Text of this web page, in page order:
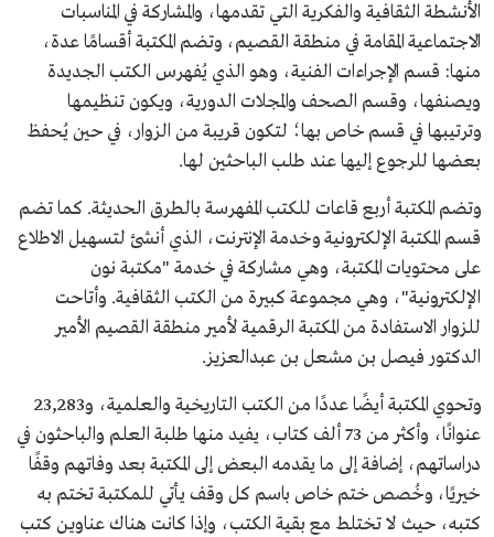
الأنشطة الثقافية والفكرية التي تقدمها، والمشاركة في المناسبات
الاجتماعية المقامة في منطقة القصيم، وتضم المكتبة أقسامًا عدة،
منها: قسم الإجراءات الفنية، وهو الذي يُفهرس الكتب الجديدة
ويصنفها، وقسم الصحف والمجلات الدورية، ويكون تنظيمها
وترتيبها في قسم خاص بها؛ لتكون قريبة من الزوار، في حين يُحفظ
بعضها للرجوع إليها عند طلب الباحثين لها.
وتضم المكتبة أربع قاعات للكتب المفهرسة بالطرق الحديثة. كما تضم
قسم المكتبة الإلكترونية وخدمة الإنترنت، الذي أنشئ لتسهيل الاطلاع
على محتويات المكتبة، وهي مشاركة في خدمة "مكتبة نون
الإلكترونية"، وهي مجموعة كبيرة من الكتب الثقافية. وأتاحت
للزوار الاستفادة من المكتبة الرقمية لأمير منطقة القصيم الأمير
الدكتور فيصل بن مشعل بن عبدالعزيز.
وتحوي المكتبة أيضًا عددًا من الكتب التاريخية والعلمية، و23,283
عنوانًا، وأكثر من 73 ألف كتاب، يفيد منها طلبة العلم والباحثون في
دراساتهم، إضافة إلى ما يقدمه البعض إلى المكتبة بعد وفاتهم وقفًا
خيريًا، وخُصص ختم خاص باسم كل وقف يأتي للمكتبة تختم به
كتبه، حيث لا تختلط مع بقية الكتب، وإذا كانت هناك عناوين كتب